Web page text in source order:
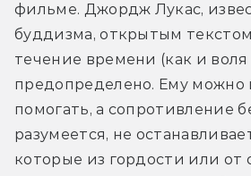
фильме. Джордж Лукас,
буддизма, открытым
течение времени (как и
предопределено. Ему можно
помогать, а сопротивление
разумеется, не
которые из гордости или от